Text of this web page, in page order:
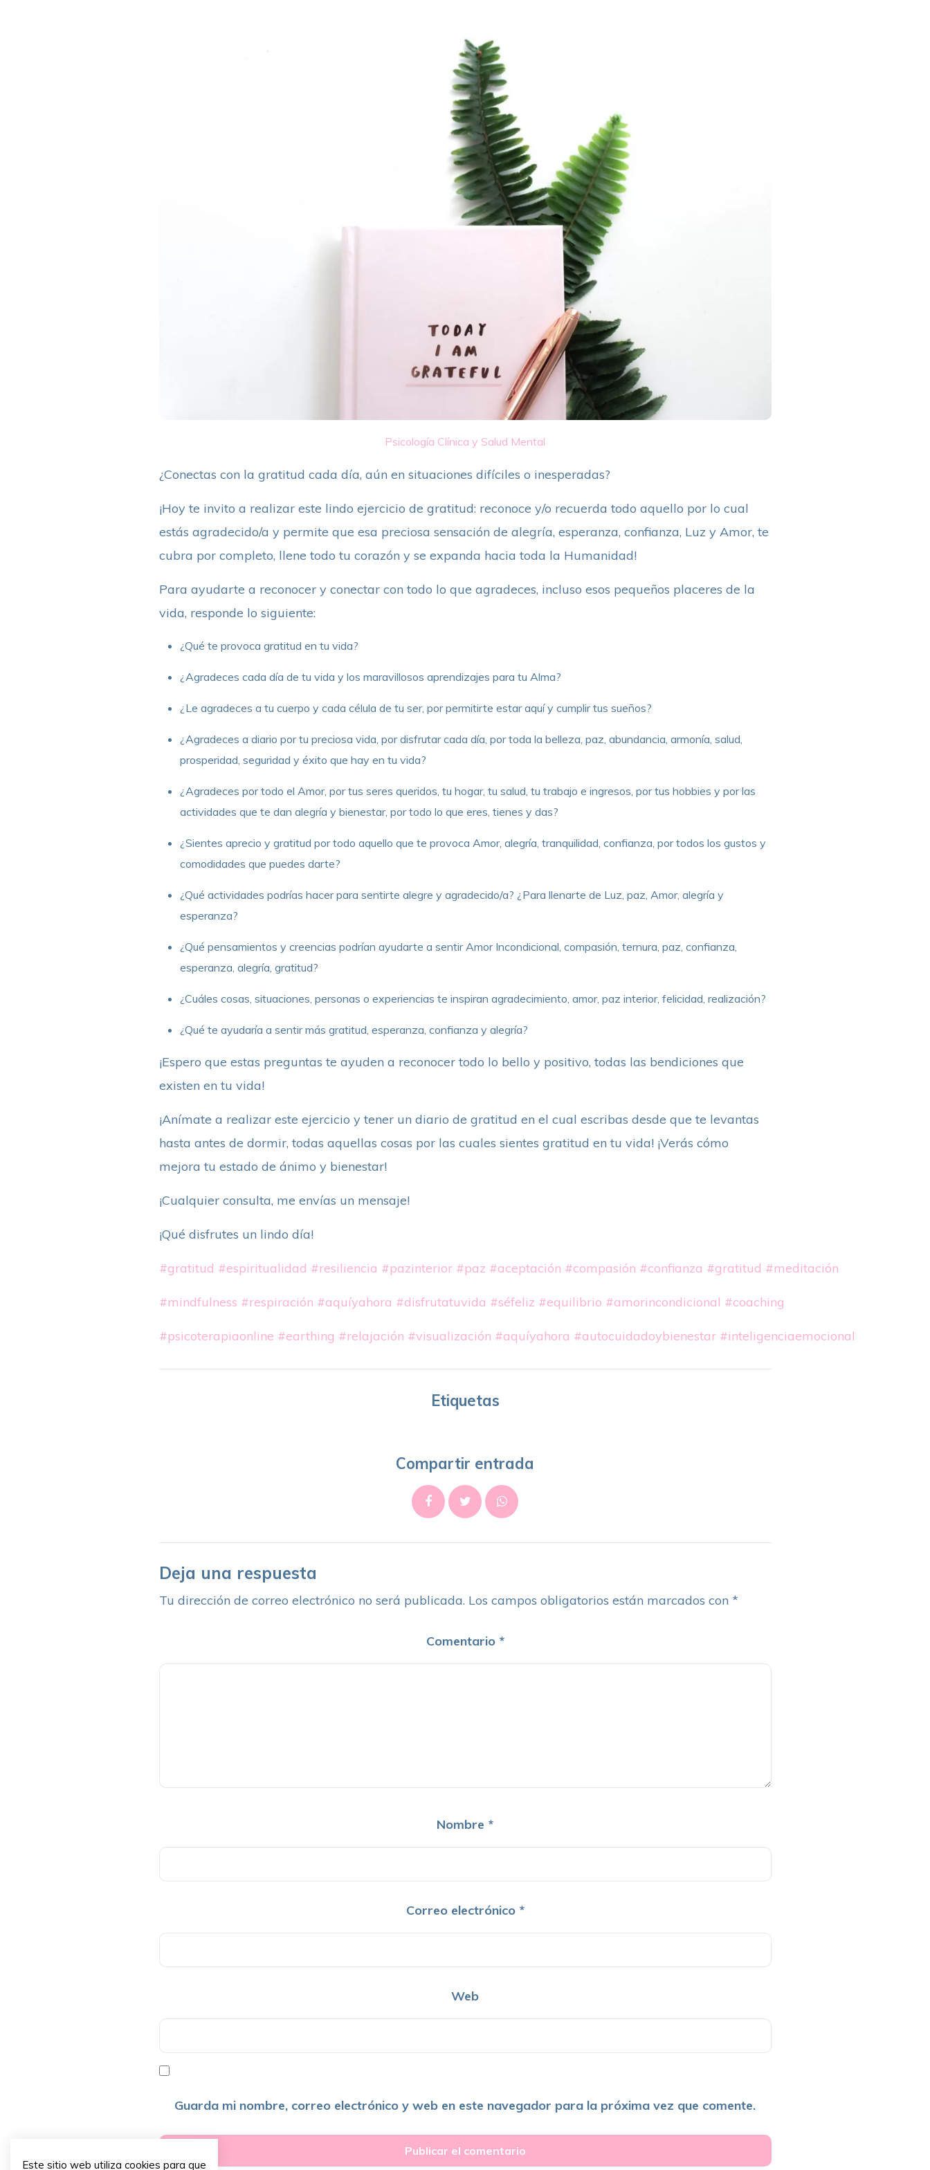
Psicología Clínica y Salud Mental
¿Conectas con la gratitud cada día, aún en situaciones difíciles o inesperadas?
¡Hoy te invito a realizar este lindo ejercicio de gratitud: reconoce y/o recuerda todo aquello por lo cual
estás agradecido/a y permite que esa preciosa sensación de alegría, esperanza, confianza, Luz y Amor, te
cubra por completo, llene todo tu corazón y se expanda hacia toda la Humanidad!
Para ayudarte a reconocer y conectar con todo lo que agradeces, incluso esos pequeños placeres de la
vida, responde lo siguiente:
¿Qué te provoca gratitud en tu vida?
¿Agradeces cada día de tu vida y los maravillosos aprendizajes para tu Alma?
¿Le agradeces a tu cuerpo y cada célula de tu ser, por permitirte estar aquí y cumplir tus sueños?
¿Agradeces a diario por tu preciosa vida, por disfrutar cada día, por toda la belleza, paz, abundancia, armonía, salud,
prosperidad, seguridad y éxito que hay en tu vida?
¿Agradeces por todo el Amor, por tus seres queridos, tu hogar, tu salud, tu trabajo e ingresos, por tus hobbies y por las
actividades que te dan alegría y bienestar, por todo lo que eres, tienes y das?
¿Sientes aprecio y gratitud por todo aquello que te provoca Amor, alegría, tranquilidad, confianza, por todos los gustos y
comodidades que puedes darte?
¿Qué actividades podrías hacer para sentirte alegre y agradecido/a? ¿Para llenarte de Luz, paz, Amor, alegría y
esperanza?
¿Qué pensamientos y creencias podrían ayudarte a sentir Amor Incondicional, compasión, ternura, paz, confianza,
esperanza, alegría, gratitud?
¿Cuáles cosas, situaciones, personas o experiencias te inspiran agradecimiento, amor, paz interior, felicidad, realización?
¿Qué te ayudaría a sentir más gratitud, esperanza, confianza y alegría?
¡Espero que estas preguntas te ayuden a reconocer todo lo bello y positivo, todas las bendiciones que
existen en tu vida!
¡Anímate a realizar este ejercicio y tener un diario de gratitud en el cual escribas desde que te levantas
hasta antes de dormir, todas aquellas cosas por las cuales sientes gratitud en tu vida! ¡Verás cómo
mejora tu estado de ánimo y bienestar!
¡Cualquier consulta, me envías un mensaje!
¡Qué disfrutes un lindo día!
#gratitud #espiritualidad #resiliencia #pazinterior #paz #aceptación #compasión #confianza #gratitud #meditación
#mindfulness #respiración #aquíyahora #disfrutatuvida #séfeliz #equilibrio #amorincondicional #coaching
#psicoterapiaonline #earthing #relajación #visualización #aquíyahora #autocuidadoybienestar #inteligenciaemocional
Etiquetas
Compartir entrada
Deja una respuesta
Tu dirección de correo electrónico no será publicada. Los campos obligatorios están marcados con *
Comentario *
Nombre *
Correo electrónico *
Web
Guarda mi nombre, correo electrónico y web en este navegador para la próxima vez que comente.
Este sitio web utiliza cookies para que